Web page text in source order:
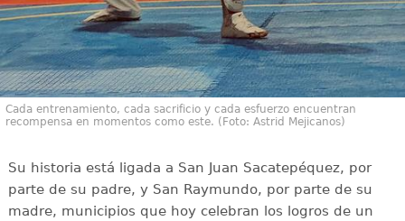
Cada entrenamiento, cada sacrificio y cada esfuerzo encuentran
recompensa en momentos como este. (Foto: Astrid Mejicanos)
Su historia está ligada a San Juan Sacatepéquez, por
parte de su padre, y San Raymundo, por parte de su
madre, municipios que hoy celebran los logros de un